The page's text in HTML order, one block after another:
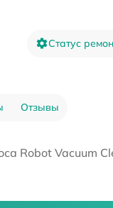
Статус
Отзывы
Robot Vacuum